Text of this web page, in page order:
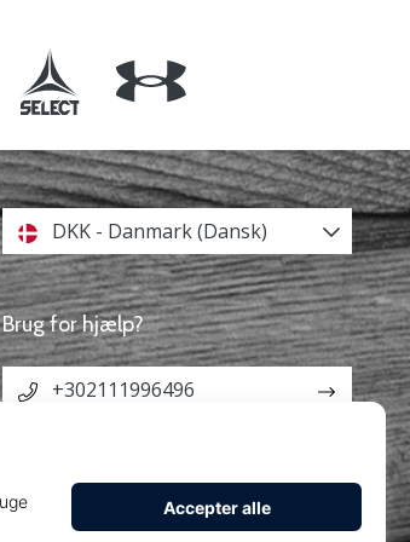
DKK - Danmark (Dansk)
Brug for hjælp?
+302111996496